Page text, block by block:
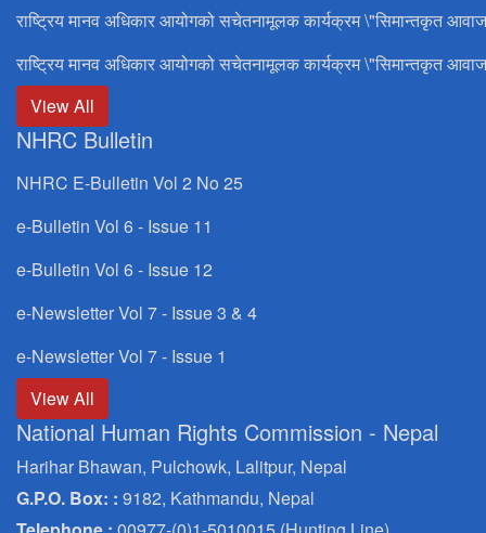
राष्ट्रिय मानव अधिकार आयोगको सचेतनामूलक कार्यक्रम \"सिमान्तकृत
राष्ट्रिय मानव अधिकार आयोगको सचेतनामूलक कार्यक्रम \"सिमान्तकृत
View All
NHRC Bulletin
NHRC E-Bulletin Vol 2 No 25
e-Bulletin Vol 6 - Issue 11
e-Bulletin Vol 6 - Issue 12
e-Newsletter Vol 7 - Issue 3 & 4
e-Newsletter Vol 7 - Issue 1
View All
National Human Rights Commission - Nepal
Harihar Bhawan, Pulchowk, Lalitpur, Nepal
G.P.O. Box: : 9182, Kathmandu, Nepal